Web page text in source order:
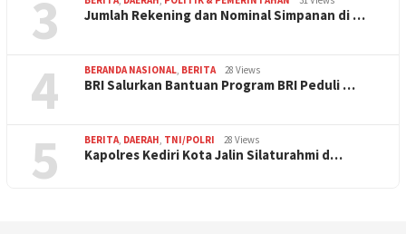
3 Jumlah Rekening dan Nominal Simpanan di …
4 BERANDA NASIONAL, BERITA 28 Views
BRI Salurkan Bantuan Program BRI Peduli …
5 BERITA, DAERAH, TNI/POLRI 28 Views
Kapolres Kediri Kota Jalin Silaturahmi d…